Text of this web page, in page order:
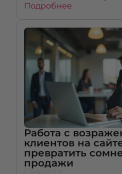
Подробнее
Работа с
клиентов на
превратить
продажи